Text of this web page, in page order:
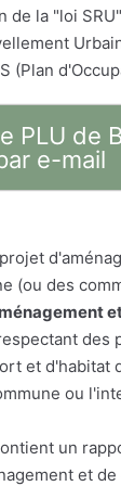
de la "loi
(Plan
PLU de
e-mail
(ou des
des
et d'habitat
ou
un
et